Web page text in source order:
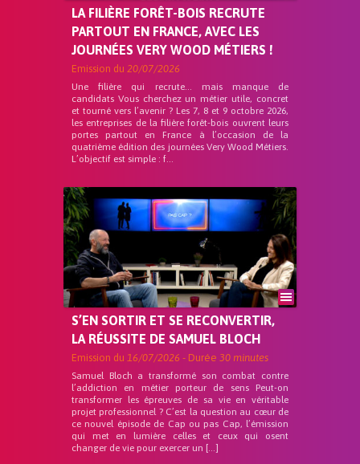
LA FILIÈRE FORÊT-BOIS RECRUTE
PARTOUT EN FRANCE, AVEC LES
JOURNÉES VERY WOOD MÉTIERS !
Emission du 20/07/2026
Une filière qui recrute… mais manque de
candidats Vous cherchez un métier utile, concret
et tourné vers l’avenir ? Les 7, 8 et 9 octobre 2026,
les entreprises de la filière forêt-bois ouvrent leurs
portes partout en France à l’occasion de la
quatrième édition des journées Very Wood Métiers.
L’objectif est simple : f...
S’EN SORTIR ET SE RECONVERTIR,
LA RÉUSSITE DE SAMUEL BLOCH
Emission du 16/07/2026 - Durée 30 minutes
Samuel Bloch a transformé son combat contre
l’addiction en métier porteur de sens Peut-on
transformer les épreuves de sa vie en véritable
projet professionnel ? C’est la question au cœur de
ce nouvel épisode de Cap ou pas Cap, l’émission
qui met en lumière celles et ceux qui osent
changer de vie pour exercer un […]